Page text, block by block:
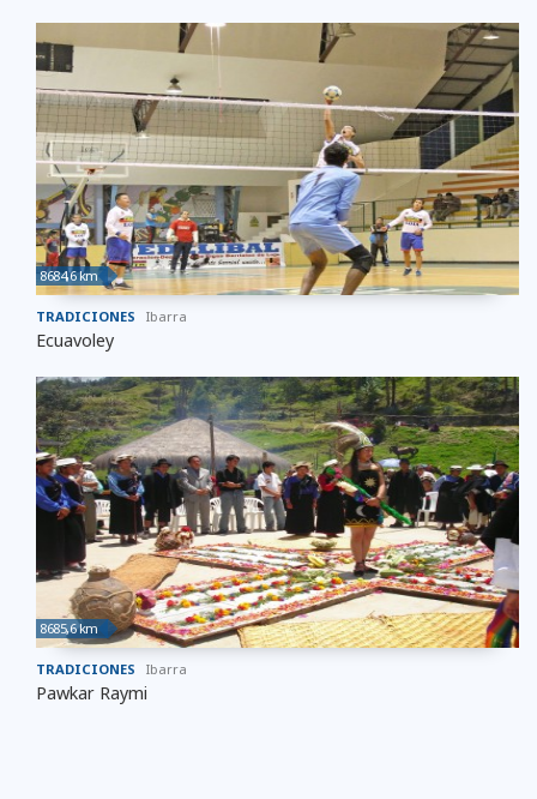
8684,6 km
TRADICIONES Ibarra
Ecuavoley
8685,6 km
TRADICIONES Ibarra
Pawkar Raymi